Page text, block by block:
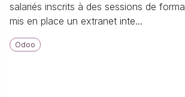
salariés inscrits à des sessions de
mis en place un extranet inte...
Odoo